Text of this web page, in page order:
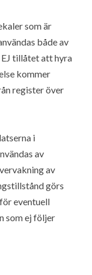
som är
både av
tillåtet att hyra
kommer
register över
i
av
av
görs
eventuell
som ej följer